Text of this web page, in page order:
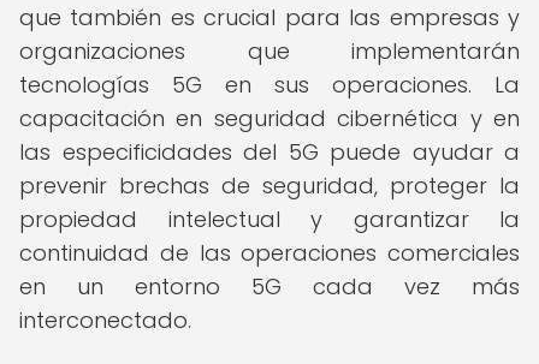
que también es crucial para las empresas y
organizaciones que implementarán
tecnologías 5G en sus operaciones. La
capacitación en seguridad cibernética y en
las especificidades del 5G puede ayudar a
prevenir brechas de seguridad, proteger la
propiedad intelectual y garantizar la
continuidad de las operaciones comerciales
en un entorno 5G cada vez más
interconectado.